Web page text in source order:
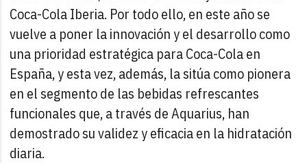
Coca-Cola Iberia. Por todo ello, en este año se
vuelve a poner la innovación y el desarrollo como
una prioridad estratégica para Coca-Cola en
España, y esta vez, además, la sitúa como pionera
en el segmento de las bebidas refrescantes
funcionales que, a través de Aquarius, han
demostrado su validez y eficacia en la hidratación
diaria.